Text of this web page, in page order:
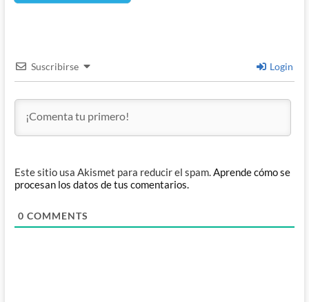
Suscribirse Login
Este sitio usa Akismet para reducir el spam.Aprende cómo se
procesan los datos de tus comentarios.
0 COMMENTS